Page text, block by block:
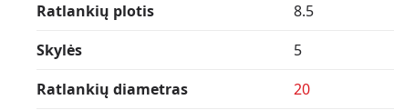
Ratlankių plotis
8.5
Skylės
5
Ratlankių diametras
20